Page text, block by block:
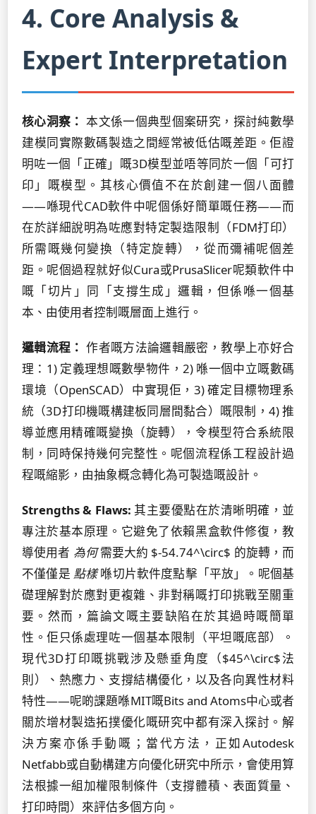
4. Core Analysis &
Expert Interpretation
核心洞察： 本文係一個典型個案研究，探討純數學
建模同實際數碼製造之間經常被低估嘅差距。佢證
明咗一個「正確」嘅3D模型並唔等同於一個「可打
印」嘅模型。其核心價值不在於創建一個八面體
——喺現代CAD軟件中呢個係好簡單嘅任務——而
在於詳細說明為咗應對特定製造限制（FDM打印）
所需嘅幾何變換（特定旋轉），從而彌補呢個差
距。呢個過程就好似Cura或PrusaSlicer呢類軟件中
嘅「切片」同「支撐生成」邏輯，但係喺一個基
本、由使用者控制嘅層面上進行。
邏輯流程： 作者嘅方法論邏輯嚴密，教學上亦好合
理：1) 定義理想嘅數學物件，2) 喺一個中立嘅數碼
環境（OpenSCAD）中實現佢，3) 確定目標物理系
統（3D打印機嘅構建板同層間黏合）嘅限制，4) 推
導並應用精確嘅變換（旋轉），令模型符合系統限
制，同時保持幾何完整性。呢個流程係工程設計過
程嘅縮影，由抽象概念轉化為可製造嘅設計。
Strengths & Flaws: 其主要優點在於清晰明確，並
專注於基本原理。它避免了依賴黑盒軟件修復，教
導使用者 為何需要大約 $-54.74^\circ$ 的旋轉，而
不僅僅是 點樣喺切片軟件度點擊「平放」。呢個基
礎理解對於應對更複雜、非對稱嘅打印挑戰至關重
要。然而，篇論文嘅主要缺陷在於其過時嘅簡單
性。佢只係處理咗一個基本限制（平坦嘅底部）。
現代3D打印嘅挑戰涉及懸垂角度（$45^\circ$法
則）、熱應力、支撐結構優化，以及各向異性材料
特性——呢啲課題喺MIT嘅Bits and Atoms中心或者
關於增材製造拓撲優化嘅研究中都有深入探討。解
決方案亦係手動嘅；當代方法，正如Autodesk
Netfabb或自動構建方向優化研究中所示，會使用算
法根據一組加權限制條件（支撐體積、表面質量、
打印時間）來評估多個方向。